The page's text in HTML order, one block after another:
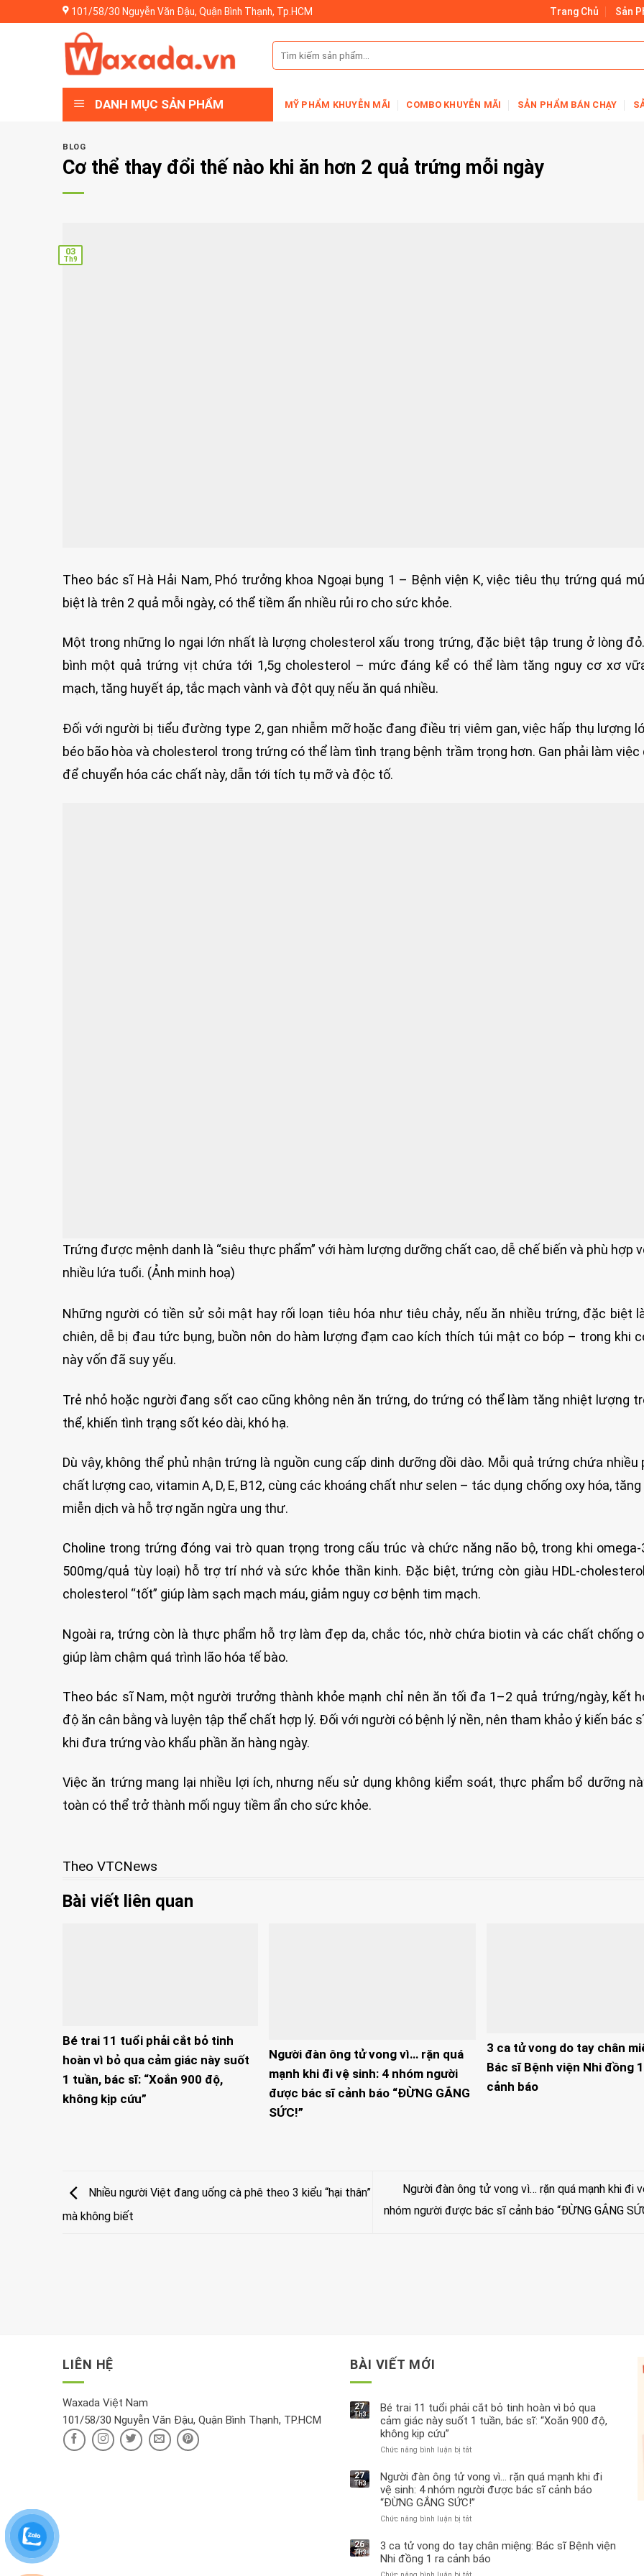
to
101/58/30 Nguyễn Văn Đậu, Quận Bình Thạnh, Tp.HCM Trang Chủ Sản
Tìm
kiếm:
DANH MỤC SẢN PHẨM MỸ PHẨM KHUYỄN MÃI COMBO KHUYỄN MÃI SẢN PHẨM BÁN CHẠY
BLOG
Cơ thể thay đổi thế nào khi ăn hơn 2 quả trứng mỗi ngày
03
Th9
Theo bác sĩ Hà Hải Nam, Phó trưởng khoa Ngoại bụng 1 – Bệnh viện K, việc tiêu thụ trứng quá
biệt là trên 2 quả mỗi ngày, có thể tiềm ẩn nhiều rủi ro cho sức khỏe.
Một trong những lo ngại lớn nhất là lượng cholesterol xấu trong trứng, đặc biệt tập trung ở lòng
bình một quả trứng vịt chứa tới 1,5g cholesterol – mức đáng kể có thể làm tăng nguy cơ xơ
mạch, tăng huyết áp, tắc mạch vành và đột quỵ nếu ăn quá nhiều.
Đối với người bị tiểu đường type 2, gan nhiễm mỡ hoặc đang điều trị viêm gan, việc hấp thụ lượng
béo bão hòa và cholesterol trong trứng có thể làm tình trạng bệnh trầm trọng hơn. Gan phải làm việc
để chuyển hóa các chất này, dẫn tới tích tụ mỡ và độc tố.
Trứng được mệnh danh là “siêu thực phẩm” với hàm lượng dưỡng chất cao, dễ chế biến và phù hợp
nhiều lứa tuổi. (Ảnh minh hoạ)
Những người có tiền sử sỏi mật hay rối loạn tiêu hóa như tiêu chảy, nếu ăn nhiều trứng, đặc biệt
chiên, dễ bị đau tức bụng, buồn nôn do hàm lượng đạm cao kích thích túi mật co bóp – trong khi
này vốn đã suy yếu.
Trẻ nhỏ hoặc người đang sốt cao cũng không nên ăn trứng, do trứng có thể làm tăng nhiệt lượng
thể, khiến tình trạng sốt kéo dài, khó hạ.
Dù vậy, không thể phủ nhận trứng là nguồn cung cấp dinh dưỡng dồi dào. Mỗi quả trứng chứa nhiều
chất lượng cao, vitamin A, D, E, B12, cùng các khoáng chất như selen – tác dụng chống oxy hóa,
miễn dịch và hỗ trợ ngăn ngừa ung thư.
Choline trong trứng đóng vai trò quan trọng trong cấu trúc và chức năng não bộ, trong khi omega-
500mg/quả tùy loại) hỗ trợ trí nhớ và sức khỏe thần kinh. Đặc biệt, trứng còn giàu HDL-
cholesterol “tốt” giúp làm sạch mạch máu, giảm nguy cơ bệnh tim mạch.
Ngoài ra, trứng còn là thực phẩm hỗ trợ làm đẹp da, chắc tóc, nhờ chứa biotin và các chất chống
giúp làm chậm quá trình lão hóa tế bào.
Theo bác sĩ Nam, một người trưởng thành khỏe mạnh chỉ nên ăn tối đa 1–2 quả trứng/ngày, kết
độ ăn cân bằng và luyện tập thể chất hợp lý. Đối với người có bệnh lý nền, nên tham khảo ý kiến bác
khi đưa trứng vào khẩu phần ăn hàng ngày.
Việc ăn trứng mang lại nhiều lợi ích, nhưng nếu sử dụng không kiểm soát, thực phẩm bổ dưỡng
toàn có thể trở thành mối nguy tiềm ẩn cho sức khỏe.
Theo VTCNews
Bài viết liên quan
Bé trai 11 tuổi phải cắt bỏ tinh
hoàn vì bỏ qua cảm giác này suốt
1 tuần, bác sĩ: “Xoắn 900 độ,
không kịp cứu”
Người đàn ông tử vong vì… rặn quá
mạnh khi đi vệ sinh: 4 nhóm người
được bác sĩ cảnh báo “ĐỪNG GẮNG
SỨC!”
3 ca tử vong do tay chân
Bác sĩ Bệnh viện Nhi đồng
cảnh báo
Nhiều người Việt đang uống cà phê theo 3 kiểu “hại thân”
mà không biết
Người đàn ông tử vong vì… rặn quá mạnh khi đi
nhóm người được bác sĩ cảnh báo “ĐỪNG GẮNG
LIÊN HỆ
Waxada Việt Nam
101/58/30 Nguyễn Văn Đậu, Quận Bình Thạnh, TP.HCM
BÀI VIẾT MỚI
27
Th3
Bé trai 11 tuổi phải cắt bỏ tinh hoàn vì bỏ qua
cảm giác này suốt 1 tuần, bác sĩ: “Xoắn 900 độ,
không kịp cứu”
Chức năng bình luận bị tắtở
trai
11
tuổi
cắt
tinh
hoàn
vì
27
Th3
Người đàn ông tử vong vì… rặn quá mạnh khi đi
vệ sinh: 4 nhóm người được bác sĩ cảnh báo
“ĐỪNG GẮNG SỨC!”
Chức năng bình luận bị tắtở
đàn
ông
tử
26
Th3
3 ca tử vong do tay chân miệng: Bác sĩ Bệnh viện
Nhi đồng 1 ra cảnh báo